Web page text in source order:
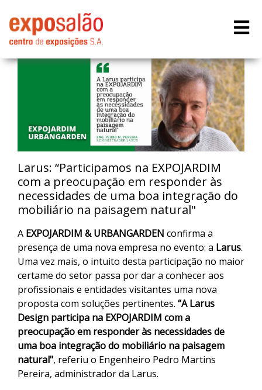
Larus: “Participamos na EXPOJARDIM
com a preocupação em responder às
necessidades de uma boa integração do
mobiliário na paisagem natural"
A EXPOJARDIM & URBANGARDEN confirma a
presença de uma nova empresa no evento: a Larus.
Uma vez mais, o intuito desta participação no maior
certame do setor passa por dar a conhecer aos
profissionais e entidades visitantes uma nova
proposta com soluções pertinentes. “A Larus
Design participa na EXPOJARDIM com a
preocupação em responder às necessidades de
uma boa integração do mobiliário na paisagem
natural", referiu o Engenheiro Pedro Martins
Pereira, administrador da Larus.